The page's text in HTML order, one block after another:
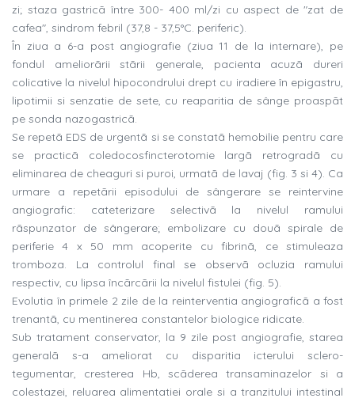
zi; staza gastricã între 300- 400 ml/zi cu aspect de "zat de
cafea", sindrom febril (37,8 - 37,5°C. periferic).
În ziua a 6-a post angiografie (ziua 11 de la internare), pe
fondul ameliorãrii stãrii generale, pacienta acuzã dureri
colicative la nivelul hipocondrului drept cu iradiere în epigastru,
lipotimii si senzatie de sete, cu reaparitia de sânge proaspãt
pe sonda nazogastricã.
Se repetã EDS de urgentã si se constatã hemobilie pentru care
se practicã coledocosfincterotomie largã retrogradã cu
eliminarea de cheaguri si puroi, urmatã de lavaj (fig. 3 si 4). Ca
urmare a repetãrii episodului de sângerare se reintervine
angiografic: cateterizare selectivã la nivelul ramului
rãspunzator de sângerare; embolizare cu douã spirale de
periferie 4 x 50 mm acoperite cu fibrinã, ce stimuleaza
tromboza. La controlul final se observã ocluzia ramului
respectiv, cu lipsa încãrcãrii la nivelul fistulei (fig. 5).
Evolutia în primele 2 zile de la reinterventia angiograficã a fost
trenantã, cu mentinerea constantelor biologice ridicate.
Sub tratament conservator, la 9 zile post angiografie, starea
generalã s-a ameliorat cu disparitia icterului sclero-
tegumentar, cresterea Hb, scãderea transaminazelor si a
colestazei, reluarea alimentatiei orale si a tranzitului intestinal